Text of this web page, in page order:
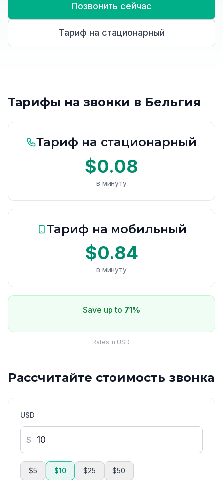
Позвонить сейчас
Тариф на стационарный
Тарифы на звонки в Бельгия
Тариф на стационарный
$0.08
в минуту
Тариф на мобильный
$0.84
в минуту
Save up to 71%
Rates in USD.
Рассчитайте стоимость звонка
USD
$
$5 $10 $25 $50